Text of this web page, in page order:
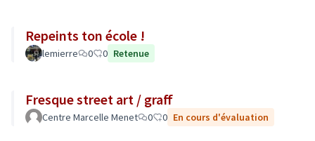
Repeints ton école !
lemierre 0 0 Retenue
Fresque street art / graff
Centre Marcelle Menet 0 0 En cours d'évaluation